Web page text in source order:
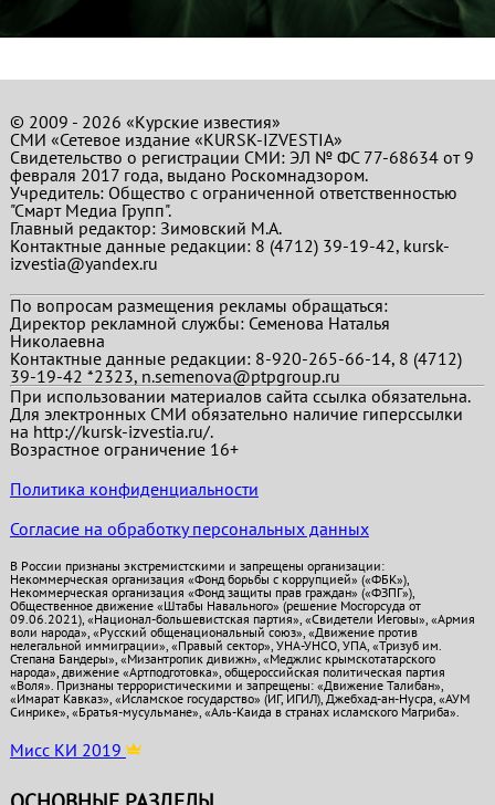
© 2009 - 2026 «Курские известия»
СМИ «Сетевое издание «KURSK-IZVESTIA»
Свидетельство о регистрации СМИ: ЭЛ № ФС 77-68634 от 9
февраля 2017 года, выдано Роскомнадзором.
Учредитель: Общество с ограниченной ответственностью
"Смарт Медиа Групп".
Главный редактор:Зимовский М.А.
Контактные данные редакции: 8 (4712) 39-19-42, kursk-
izvestia@yandex.ru
По вопросам размещения рекламы обращаться:
Директор рекламной службы: Семенова Наталья
Николаевна
Контактные данные редакции: 8-920-265-66-14, 8 (4712)
39-19-42 *2323, n.semenova@ptpgroup.ru
При использовании материалов сайта ссылка обязательна.
Для электронных СМИ обязательно наличие гиперссылки
на http://kursk-izvestia.ru/.
Возрастное ограничение 16+
Политика конфиденциальности
Согласие на обработку персональных данных
В России признаны экстремистскими и запрещены организации:
Некоммерческая организация «Фонд борьбы с коррупцией» («ФБК»),
Некоммерческая организация «Фонд защиты прав граждан» («ФЗПГ»),
Общественное движение «Штабы Навального» (решение Мосгорсуда от
09.06.2021), «Национал-большевистская партия», «Свидетели Иеговы», «Армия
воли народа», «Русский общенациональный союз», «Движение против
нелегальной иммиграции», «Правый сектор», УНА-УНСО, УПА, «Тризуб им.
Степана Бандеры», «Мизантропик дивижн», «Меджлис крымскотатарского
народа», движение «Артподготовка», общероссийская политическая партия
«Воля». Признаны террористическими и запрещены: «Движение Талибан»,
«Имарат Кавказ», «Исламское государство» (ИГ, ИГИЛ), Джебхад-ан-Нусра, «АУМ
Синрике», «Братья-мусульмане», «Аль-Каида в странах исламского Магриба».
Мисс КИ 2019